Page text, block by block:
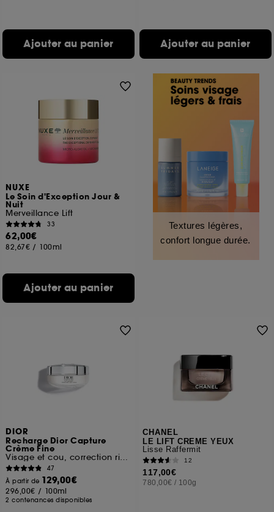
Ajouter au panier Ajouter au panier
NUXE
Le Soin d'Exception Jour &
Nuit
Merveillance Lift
33
62,00€
82,67€ / 100ml
Ajouter au panier
Textures légères,
confort longue durée.
DIOR
Recharge Dior Capture
Crème Fine
Visage et cou, correction rides et fermeté
47
À partir de 129,00€
296,00€ / 100ml
2 contenances disponibles
CHANEL
LE LIFT CREME YEUX
Lisse Raffermit
12
117,00€
780,00€ / 100g